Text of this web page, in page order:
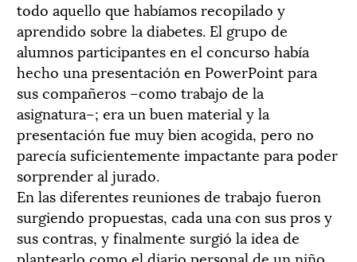
todo aquello que habíamos recopilado y
aprendido sobre la diabetes. El grupo de
alumnos participantes en el concurso había
hecho una presentación en PowerPoint para
sus compañeros –como trabajo de la
asignatura–; era un buen material y la
presentación fue muy bien acogida, pero no
parecía suficientemente impactante para poder
sorprender al jurado.
En las diferentes reuniones de trabajo fueron
surgiendo propuestas, cada una con sus pros y
sus contras, y finalmente surgió la idea de
plantearlo como el diario personal de un niño